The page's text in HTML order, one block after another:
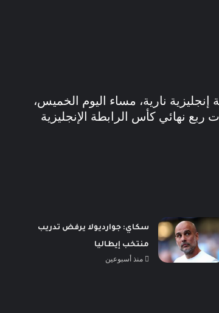
نارية، مساء اليوم الخميس،
نهائي كأس الرابطة الإنجليزية
سكاي: جوارديولا يرفض تدريب
منتخب إيطاليا
منذ أسبوعين